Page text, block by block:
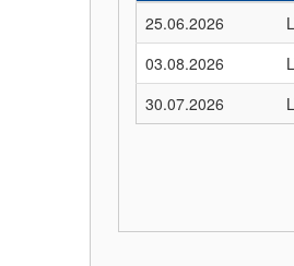
25.06.2026
03.08.2026
30.07.2026